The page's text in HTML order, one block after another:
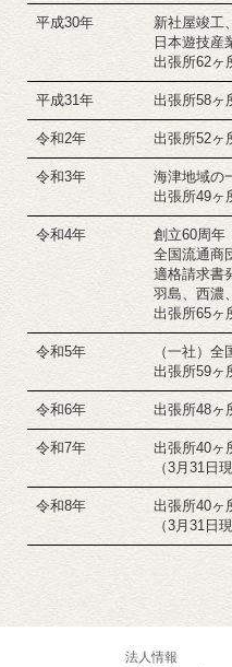
平成30年
新社屋竣工
日本遊技産
出張所62
平成31年 出張所58
令和2年 出張所52
令和3年
海津地域の
出張所49
令和4年
創立60周年
全国流通商
適格請求書
羽島、西濃
出張所65
令和5年
（一社）
出張所59
令和6年 出張所48
令和7年
出張所40
（3月31日
令和8年
出張所40
（3月31日
法人情報